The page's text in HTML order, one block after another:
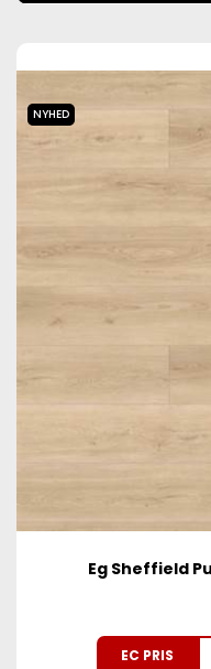
NYHED
Eg Sheffield
EC PRIS